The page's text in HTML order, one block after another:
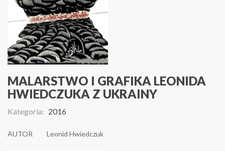
MALARSTWO I GRAFIKA LEONIDA
HWIEDCZUKA Z UKRAINY
Kategoria: 2016
AUTOR Leonid Hwiedczuk